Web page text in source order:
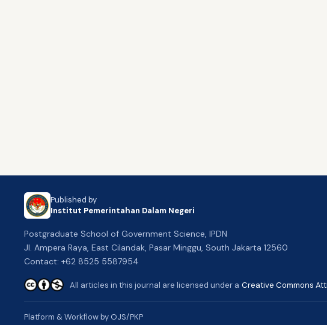
Published by
Institut Pemerintahan Dalam Negeri
Postgraduate School of Government Science, IPDN
Jl. Ampera Raya, East Cilandak, Pasar Minggu, South Jakarta 12560
Contact: +62 8525 5587954
All articles in this journal are licensed under a Creative Commons
Platform & Workflow by OJS/PKP